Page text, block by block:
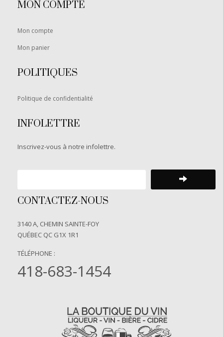
MON COMPTE
Mon compte
Mon panier
POLITIQUES
Politique de confidentialité
INFOLETTRE
Inscrivez-vous à notre infolettre.
CONTACTEZ-NOUS
3140 A, CHEMIN SAINTE-FOY
QUÉBEC QC G1X 1R1
TÉLÉPHONE :
418-683-1454